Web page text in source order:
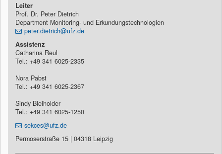
Leiter
Prof. Dr. Peter Dietrich
Department Monitoring- und Erkundungstechnologien
peter.dietrich@ufz.de
Assistenz
Catharina Reul
Tel.: +49 341 6025-2335
Nora Pabst
Tel.: +49 341 6025-2367
Sindy Bleiholder
Tel.: +49 341 6025-1250
sekces@ufz.de
Permoserstraße 15 | 04318 Leipzig